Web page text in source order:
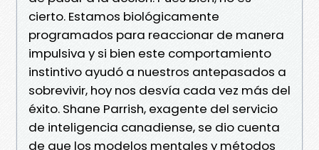
cierto. Estamos biológicamente
programados para reaccionar de manera
impulsiva y si bien este comportamiento
instintivo ayudó a nuestros antepasados a
sobrevivir, hoy nos desvía cada vez más del
éxito. Shane Parrish, exagente del servicio
de inteligencia canadiense, se dio cuenta
de que los modelos mentales y métodos